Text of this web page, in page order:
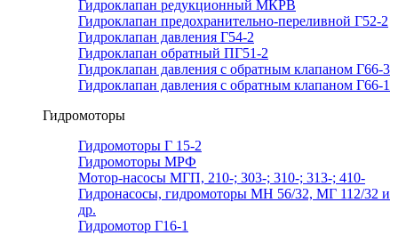
Гидроклапан редукционный МКРВ
Гидроклапан предохранительно-переливной Г52-2
Гидроклапан давления Г54-2
Гидроклапан обратный ПГ51-2
Гидроклапан давления с обратным клапаном Г66-3
Гидроклапан давления с обратным клапаном Г66-1
Гидромоторы
Гидромоторы Г 15-2
Гидромоторы МРФ
Мотор-насосы МГП, 210-; 303-; 310-; 313-; 410-
Гидронасосы, гидромоторы МН 56/32, МГ 112/32 и
др.
Гидромотор Г16-1